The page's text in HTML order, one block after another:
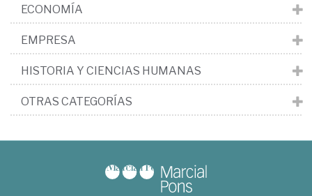
ECONOMÍA
EMPRESA
HISTORIA Y CIENCIAS HUMANAS
OTRAS CATEGORÍAS